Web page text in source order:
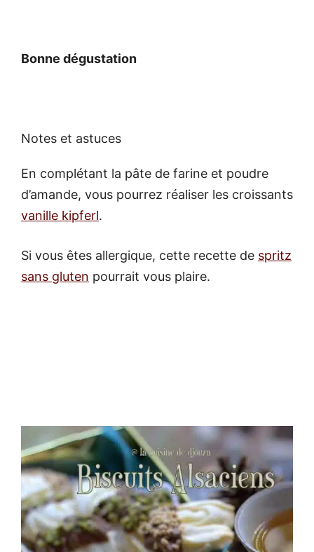
Bonne dégustation
Notes et astuces
En complétant la pâte de farine et poudre
d’amande, vous pourrez réaliser les croissants
vanille kipferl.
Si vous êtes allergique, cette recette de spritz
sans gluten pourrait vous plaire.